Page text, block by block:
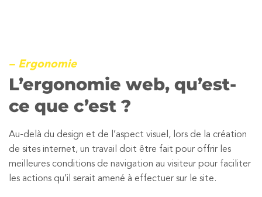
– Ergonomie
L’ergonomie web, qu’est-
ce que c’est ?
Au-delà du design et de l’aspect visuel, lors de la création
de sites internet, un travail doit être fait pour offrir les
meilleures conditions de navigation au visiteur pour faciliter
les actions qu’il serait amené à effectuer sur le site.